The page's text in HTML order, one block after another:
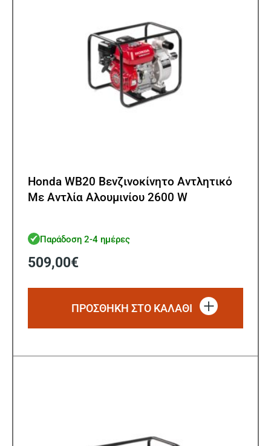
Honda WB20 Βενζινοκίνητο Αντλητικό
Με Αντλία Αλουμινίου 2600 W
Παράδοση 2-4 ημέρες
509,00€
ΠΡΟΣΘΗΚΗ ΣΤΟ ΚΑΛΑΘΙ